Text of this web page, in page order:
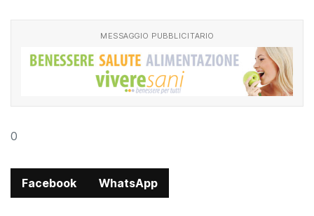
MESSAGGIO PUBBLICITARIO
0
Facebook WhatsApp